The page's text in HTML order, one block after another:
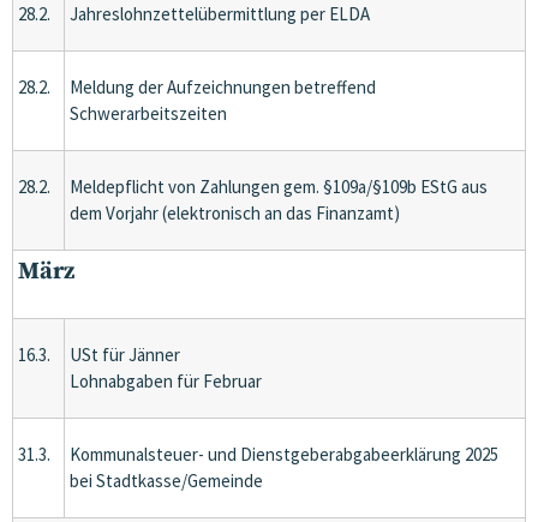
28.2. Jahreslohnzettelübermittlung per ELDA
28.2.
Meldung der Aufzeichnungen betreffend
Schwerarbeitszeiten
28.2.
Meldepflicht von Zahlungen gem. §109a/§109b EStG aus
dem Vorjahr (elektronisch an das Finanzamt)
März
16.3.
USt für Jänner
Lohnabgaben für Februar
31.3.
Kommunalsteuer- und Dienstgeberabgabeerklärung 2025
bei Stadtkasse/Gemeinde